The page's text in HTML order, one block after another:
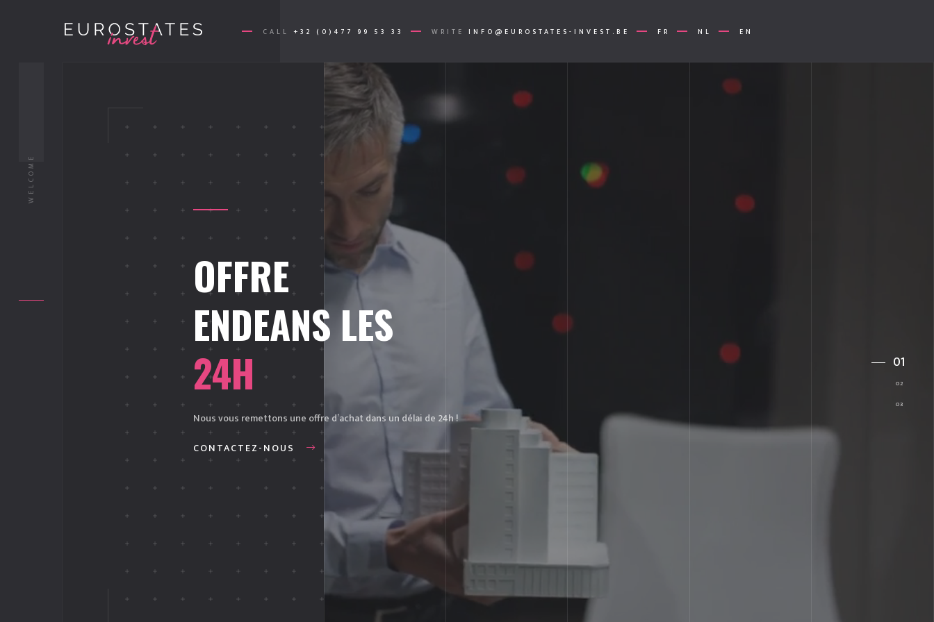
CALL +32 (0)477 99 53 33 WRITE INFO@EUROSTATES-INVEST.BE FR NL EN
WELCOME
OFFRE
ENDEANS LES
24H
Nous vous remettons une offre d’achat dans un délai de 24h !
CONTACTEZ-NOUS